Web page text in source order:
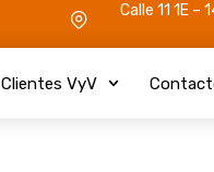
Calle 11 1E
Clientes VyV